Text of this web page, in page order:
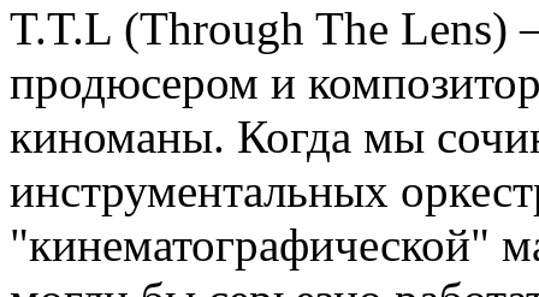
T.T.L (Through The Lens)
продюсером и
киноманы. Когда мы
инструментальных
"кинематографической"